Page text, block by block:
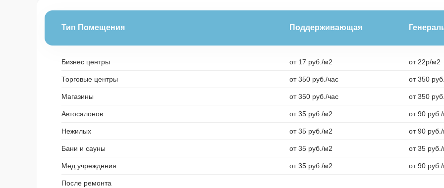
Тип Помещения Поддерживающая
Бизнес центры от 17 руб./м2 от 22р/м2
Торговые центры от 350 руб./час от 350
Магазины от 350 руб./час от 350
Автосалонов от 35 руб./м2 от 90
Нежилых от 35 руб./м2 от 90
Бани и сауны от 35 руб./м2 от 35
Мед.учреждения от 35 руб./м2 от 90
После ремонта